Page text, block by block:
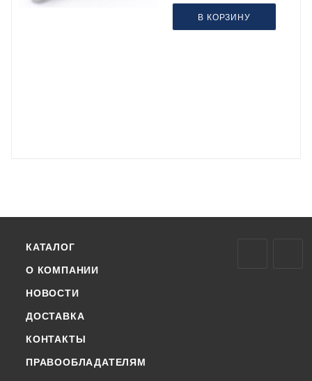
В КОРЗИНУ
КАТАЛОГ
О КОМПАНИИ
НОВОСТИ
ДОСТАВКА
КОНТАКТЫ
ПРАВООБЛАДАТЕЛЯМ